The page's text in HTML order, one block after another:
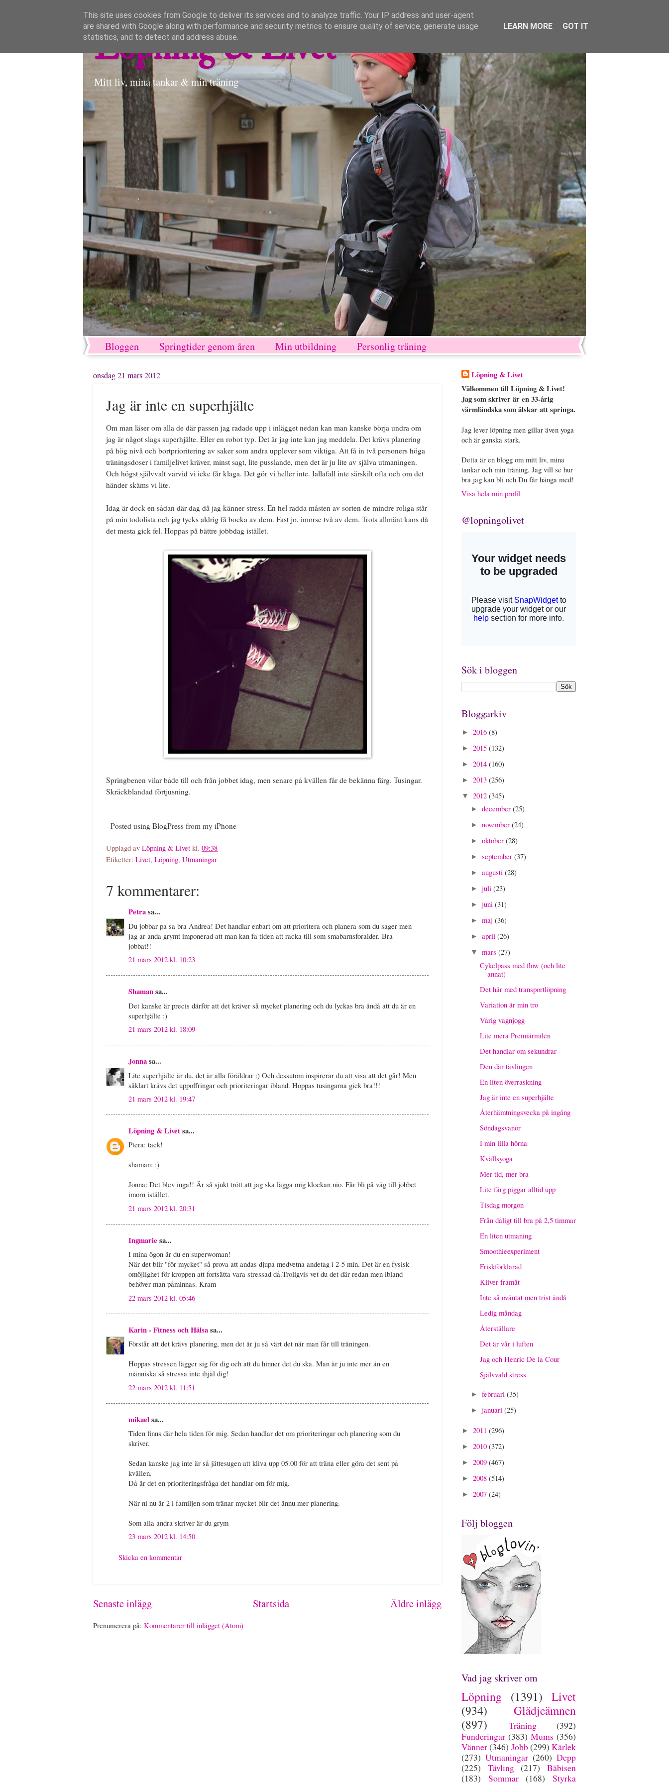
Löpning & Livet
Mitt liv, mina tankar & min träning
Bloggen Springtider genom åren Min utbildning Personlig träning
onsdag 21 mars 2012
Jag är inte en superhjälte
Om man läser om alla de där passen jag radade upp i inlägget nedan kan man kanske börja undra om
jag är något slags superhjälte. Eller en robot typ. Det är jag inte kan jag meddela. Det krävs planering
på hög nivå och bortprioritering av saker som andra upplever som viktiga. Att få in två personers höga
träningsdoser i familjelivet kräver, minst sagt, lite pusslande, men det är ju lite av själva utmaningen.
Och högst självvalt varvid vi icke får klaga. Det gör vi heller inte. Iallafall inte särskilt ofta och om det
händer skäms vi lite.
Idag är dock en sådan där dag då jag känner stress. En hel radda måsten av sorten de mindre roliga står
på min todolista och jag tycks aldrig få bocka av dem. Fast jo, imorse två av dem. Trots allmänt kaos då
det mesta gick fel. Hoppas på bättre jobbdag istället.
Springbenen vilar både till och från jobbet idag, men senare på kvällen får de bekänna färg. Tusingar.
Skräckblandad förtjusning.
- Posted using BlogPress from my iPhone
Upplagd av Löpning & Livet kl. 09:38
Etiketter: Livet, Löpning, Utmaningar
7 kommentarer:
Petrasa...
Du jobbar pa sa bra Andrea! Det handlar enbart om att prioritera och planera som du sager men
jag ar anda grymt imponerad att man kan fa tiden att racka till som smabarnsforalder. Bra
jobbat!!
21 mars 2012 kl. 10:23
Shamansa...
Det kanske är precis därför att det kräver så mycket planering och du lyckas bra ändå att du är en
superhjälte :)
21 mars 2012 kl. 18:09
Jonnasa...
Lite superhjälte är du, det är alla föräldrar :) Och dessutom inspirerar du att visa att det går! Men
såklart krävs det uppoffringar och prioriteringar ibland. Hoppas tusingarna gick bra!!!
21 mars 2012 kl. 19:47
Löpning & Livetsa...
Ptera: tack!
shaman: :)
Jonna: Det blev inga!! Är så sjukt trött att jag ska lägga mig klockan nio. Får bli på väg till jobbet
imorn istället.
21 mars 2012 kl. 20:31
Ingmarie sa...
I mina ögon är du en superwoman!
När det blir "för mycket" så prova att andas djupa medvetna andetag i 2-5 min. Det är en fysisk
omöjlighet för kroppen att fortsätta vara stressad då.Troligvis vet du det där redan men ibland
behöver man påminnas. Kram
22 mars 2012 kl. 05:46
Karin - Fitness och Hälsasa...
Förstår att det krävs planering, men det är ju så värt det när man får till träningen.
Hoppas stressen lägger sig för dig och att du hinner det du ska. Man är ju inte mer än en
människa så stressa inte ihjäl dig!
22 mars 2012 kl. 11:51
mikaelsa...
Tiden finns där hela tiden för mig. Sedan handlar det om prioriteringar och planering som du
skriver.
Sedan kanske jag inte är så jättesugen att kliva upp 05.00 för att träna eller göra det sent på
kvällen.
Då är det en prioriteringsfråga det handlar om för mig.
När ni nu är 2 i familjen som tränar mycket blir det ännu mer planering.
Som alla andra skriver är du grym
23 mars 2012 kl. 14:50
Skicka en kommentar
Senaste inlägg Äldre inlägg
Startsida
Prenumerera på: Kommentarer till inlägget (Atom)
Löpning & Livet
Välkommen till Löpning & Livet!
Jag som skriver är en 33-årig
värmländska som älskar att springa.
Jag lever löpning men gillar även yoga
och är ganska stark.
Detta är en blogg om mitt liv, mina
tankar och min träning. Jag vill se hur
bra jag kan bli och Du får hänga med!
Visa hela min profil
@lopningolivet
Sök i bloggen
Bloggarkiv
► 2016 (8)
► 2015 (132)
► 2014 (160)
► 2013 (256)
▼ 2012 (345)
► december (25)
► november (24)
► oktober (28)
► september (37)
► augusti (28)
► juli (23)
► juni (31)
► maj (36)
► april (26)
▼ mars (27)
Cykelpass med flow (och lite
annat)
Det här med transportlöpning
Variation är min tro
Vårig vagnjogg
Lite mera Premiärmilen
Det handlar om sekundrar
Den där tävlingen
En liten överraskning
Jag är inte en superhjälte
Återhämtningsvecka på ingång
Söndagsvanor
I min lilla hörna
Kvällsyoga
Mer tid, mer bra
Lite färg piggar alltid upp
Tisdag morgon
Från dåligt till bra på 2,5 timmar
En liten utmaning
Smoothieexperiment
Friskförklarad
Kliver framåt
Inte så oväntat men trist ändå
Ledig måndag
Återställare
Det är vår i luften
Jag och Henric De la Cour
Självvald stress
► februari (35)
► januari (25)
► 2011 (296)
► 2010 (372)
► 2009 (467)
► 2008 (514)
► 2007 (24)
Följ bloggen
Vad jag skriver om
Löpning (1391) Livet
(934)
Glädjeämnen
(897)
Träning
(392)
Funderingar (383) Mums (356)
Vänner(346) Jobb(299) Kärlek
(273) Utmaningar (260) Depp
(225)
Tävling (217)
Bäbisen
(183)
Sommar (168)
Styrka
This site uses cookies from Google to deliver its services and to analyze traffic. Your IP address and user-agent
are shared with Google along with performance and security metrics to ensure quality of service, generate usage
statistics, and to detect and address abuse.
LEARN MORE GOT IT